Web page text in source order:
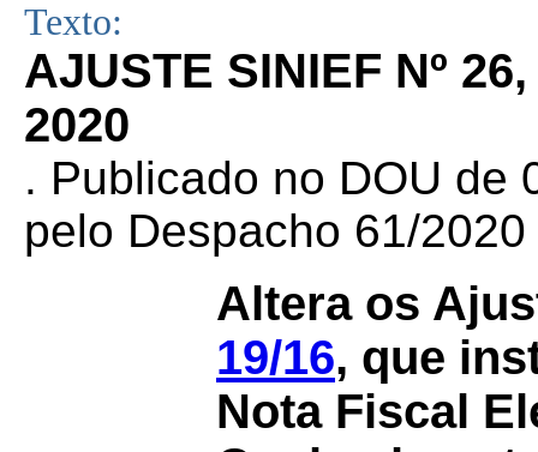
Texto:
AJUSTE SINIEF Nº
2020
. Publicado no DOU de
pelo Despacho 61/
Altera os
19/16, que
Nota Fiscal